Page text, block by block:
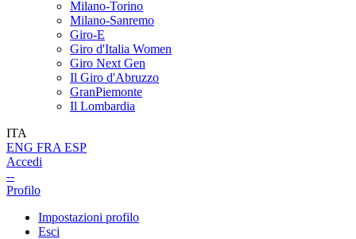
Milano-Torino
Milano-Sanremo
Giro-E
Giro d'Italia Women
Giro Next Gen
Il Giro d'Abruzzo
GranPiemonte
Il Lombardia
ITA
ENG FRA ESP
Accedi
--
Profilo
Impostazioni profilo
Esci